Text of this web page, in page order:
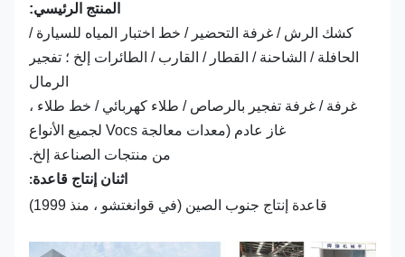
المنتج الرئيسي:
كشك الرش / غرفة التحضير / خط اختبار المياه للسيارة /
الحافلة / الشاحنة / القطار / القارب / الطائرات إلخ ؛ تفجير
الرمال
غرفة / غرفة تفجير بالرصاص / طلاء كهربائي / خط طلاء ،
غاز عادم (معدات معالجة Vocs لجميع الأنواع
من منتجات الصناعة إلخ.
اثنان إنتاج قاعدة:
قاعدة إنتاج جنوب الصين (في قوانغتشو ، منذ 1999)